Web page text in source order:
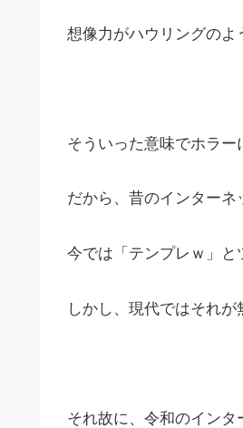
想像力がハウリングのよ
そういった意味でホラー
だから、昔のインターネ
今では「テンプレｗ」と
しかし、現代ではそれが
それ故に、令和のイン